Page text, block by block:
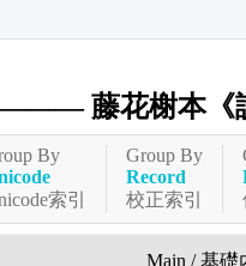
藤花榭本《
By
索引
Group By
Record
校正索引
Main / 基礎